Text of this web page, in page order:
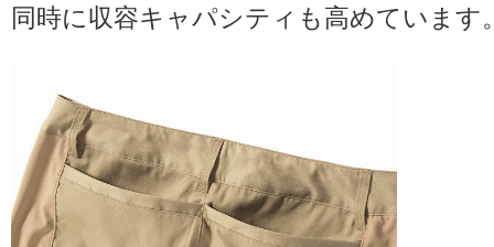
同時に収容キャパシティも高めています